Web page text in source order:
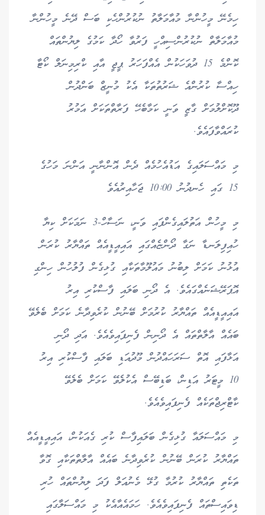
ހިމެނޭ މީހުންނާ މުއާމަލާތު ނުކުރުންހެކި ބަސް ދޭނެ މީހުންނާ
މުއާމަލާތް ނުކުރުންސިއްހީ ފަރުވާ ހޯދާ ކަމުގެ ލިޔުންތައް
ކޮންމެ 15 ދުވަހަކުން އެއްފަހަރު ޕީޖީ އާއި ކްރިމިނަލް ކޯޓާ
ހިއްސާ ކުރުންއެ ޝަރުތުތަކާ އެކު މުނީޒް ބަންދުން
ދޫކޮށްލުމަށް ގާޒީ ވަނީ ކަމާބެހޭ ފަރާތްތަކަށް އަމުރު
ކުރައްވާފައެވެ.
މި މައްސަލައިގެ އަޑުއެހުމެއް ދެން އޮންނާނީ އަންނަ މަހުގެ
15 ގައި ހެނދުނު 10:00 ޖަހާއިރުއެވެ
މި މީހުން އަތުލައިގެންފައި ވަނީ، ނަސާހް-3 ނަމަކަށް ކިޔާ
ހުއިފިލަނޑާ ނަގާ ދޯންޏެއްގައި އައިއީޑީއެއް ތައްޔާރު ކުރަން
އުޅުނު ކަމަށް ލިބުނު މައުލޫމާތަކާއި ގުޅިގެން ފުލުހުން ހިންގި
އޮޕަރޭޝަނެއްގައެވެ. އެ ދޯނި ބަލައި ފާސްކުރި އިރު
އައިއީޑީއެއް ތައްޔާރު ކުރުމަށް ބޭނުން ކުރެވިދާނެ ކަމަށް ބެލެވޭ
ބައެއް އާލާތްތައް އެ ދޯނިން ފެނިފައިވެއެވެ. އަދި ދޯނި
އަޅާފައި އޮތް ސަރަހައްދުން މޫދުއަޑި ބަލައި ފާސްކުރި އިރު
10 މީޓަރު އަޑިން، ބަޑިބޭސް އެކުލެވޭ ކަމަށް ބެލެވޭ
ކާޓްރިޖްތަކެއް ފެނިފައިވެއެވެ.
މި މައްސަލައާ ގުޅިގެން ބަލައިފާސް ކުރި ގެއަކުން، އައިއީޑީއެއް
ތައްޔާރު ކުރަން ބޭނުން ކުރެވިދާނެ ބައެއް އާލާތްތަކާއި ގޮވާ
ތަކެތި ތައްޔާރު ކުރުމާ ގުޅޭ މެނުއަލް ފަދަ ލިޔުންތައް ހުރި
ޑިވައިސްތައް ފެނިފައިވެއެވެ. ހަމައެއާއެކު މި މައްސަލާގައި